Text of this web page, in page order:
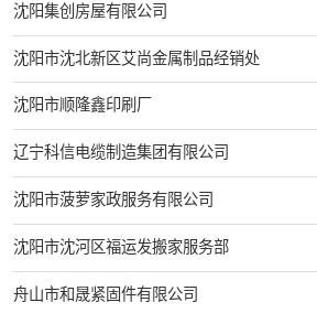
沈阳集创房屋有限公司
沈阳市沈北新区艾尚金属制品经销处
沈阳市顺隆鑫印刷厂
辽宁科信电缆制造集团有限公司
沈阳市菠萝家政服务有限公司
沈阳市沈河区福运发搬家服务部
舟山市和晟紧固件有限公司